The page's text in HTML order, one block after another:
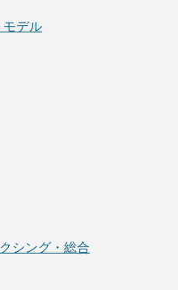
モデル
シング・総合